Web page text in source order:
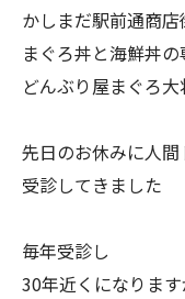
かしまだ駅前通商
まぐろ丼と海鮮丼の
どんぶり屋まぐろ
先日のお休みに人間
受診してきました
毎年受診し
30年近くになりま